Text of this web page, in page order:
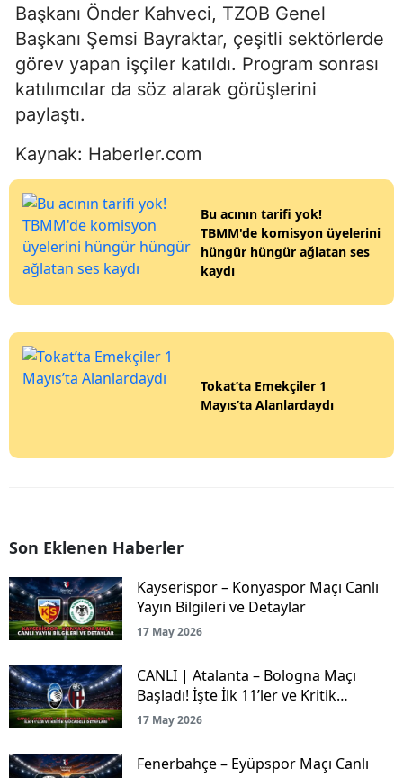
Başkanı Önder Kahveci, TZOB Genel
Başkanı Şemsi Bayraktar, çeşitli sektörlerde
görev yapan işçiler katıldı. Program sonrası
katılımcılar da söz alarak görüşlerini
paylaştı.
Kaynak: Haberler.com
Bu acının tarifi yok!
TBMM'de komisyon üyelerini
hüngür hüngür ağlatan ses
kaydı
Tokat’ta Emekçiler 1
Mayıs’ta Alanlardaydı
Son Eklenen Haberler
Kayserispor – Konyaspor Maçı Canlı
Yayın Bilgileri ve Detaylar
17 May 2026
CANLI | Atalanta – Bologna Maçı
Başladı! İşte İlk 11’ler ve Kritik
Mücadele Detayları
17 May 2026
Fenerbahçe – Eyüpspor Maçı Canlı